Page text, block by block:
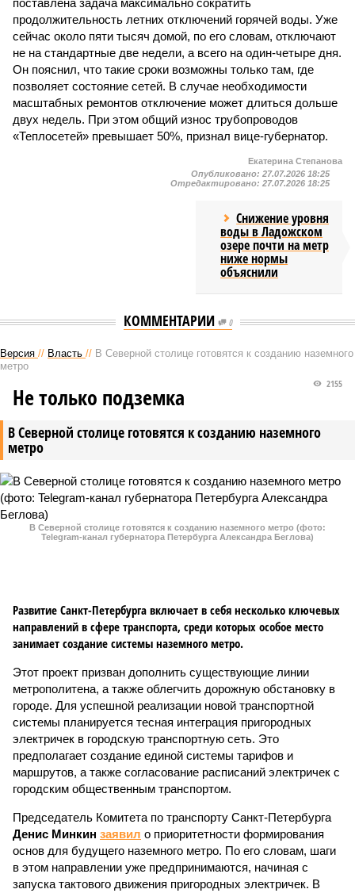
поставлена задача максимально сократить
продолжительность летних отключений горячей воды. Уже
сейчас около пяти тысяч домой, по его словам, отключают
не на стандартные две недели, а всего на один-четыре дня.
Он пояснил, что такие сроки возможны только там, где
позволяет состояние сетей. В случае необходимости
масштабных ремонтов отключение может длиться дольше
двух недель. При этом общий износ трубопроводов
«Теплосетей» превышает 50%, признал вице-губернатор.
Екатерина Степанова
Опубликовано: 27.07.2026 18:25
Отредактировано: 27.07.2026 18:25
Снижение уровня
воды в Ладожском
озере почти на метр
ниже нормы
объяснили
КОММЕНТАРИИ 0
Версия // Власть // В Северной столице готовятся к созданию наземного
метро
В Северной столице готовятся к созданию наземного
метро
2155
Не только подземка
В Северной столице готовятся к созданию наземного метро (фото:
Telegram-канал губернатора Петербурга Александра Беглова)
Развитие Санкт-Петербурга включает в себя несколько ключевых
направлений в сфере транспорта, среди которых особое место
занимает создание системы наземного метро.
Этот проект призван дополнить существующие линии
метрополитена, а также облегчить дорожную обстановку в
городе. Для успешной реализации новой транспортной
системы планируется тесная интеграция пригородных
электричек в городскую транспортную сеть. Это
предполагает создание единой системы тарифов и
маршрутов, а также согласование расписаний электричек с
городским общественным транспортом.
Председатель Комитета по транспорту Санкт-Петербурга
Денис Минкин заявил о приоритетности формирования
основ для будущего наземного метро. По его словам, шаги
в этом направлении уже предпринимаются, начиная с
запуска тактового движения пригородных электричек. В